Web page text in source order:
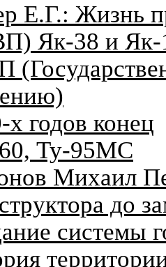
Е.Г.: Жизнь
Як-38 и Як-
х годов конец
Ту-95МС
Михаил
до
системы